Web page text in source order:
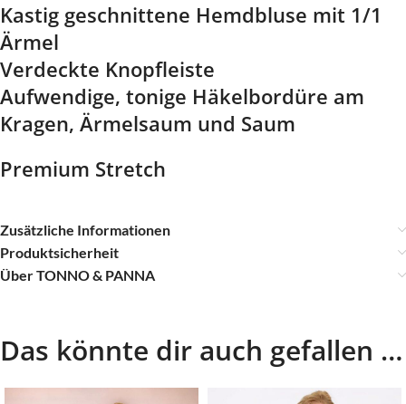
Kastig geschnittene Hemdbluse mit 1/1
Ärmel
Verdeckte Knopfleiste
Aufwendige, tonige Häkelbordüre am
Kragen, Ärmelsaum und Saum
Premium Stretch
Zusätzliche Informationen
Produktsicherheit
Über TONNO & PANNA
Das könnte dir auch gefallen …